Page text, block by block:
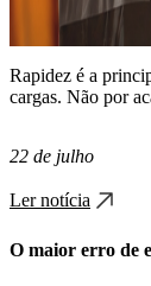
Rapidez é a
cargas. Não por
22 de julho
Ler notícia
O maior erro de